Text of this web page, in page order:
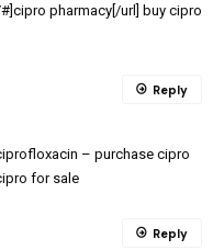
pharmacy[/url] buy cipro
– purchase cipro
for sale
Reply
Reply